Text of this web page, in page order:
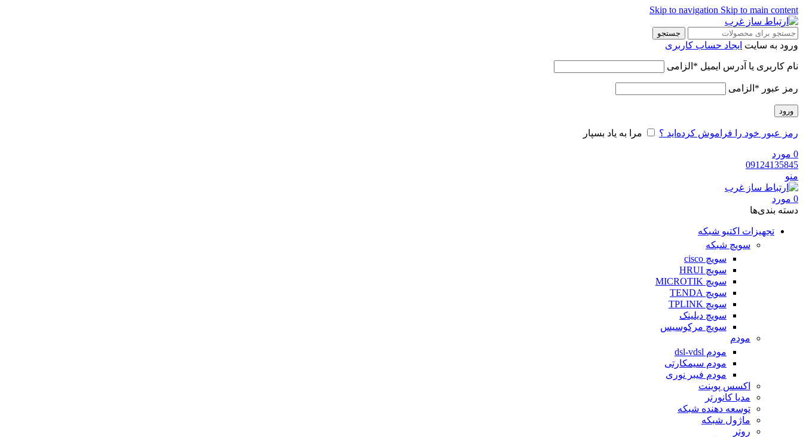
Skip to navigation Skip to main content
جستجو
ورود به سایت ایجاد حساب کاربری
نام کاربری یا آدرس ایمیل * الزامی
رمز عبور * الزامی
ورود
رمز عبور خود را فراموش کرده‌اید ؟ مرا به یاد بسپار
0 مورد
09124135845
منو
0 مورد
دسته‌ بندی‌ها
تجهیزات اکتیو شبکه
سویچ شبکه
سویچ cisco
سویچ HRUI
سویچ MICROTIK
سویچ TENDA
سویچ TPLINK
سویچ دیلینک
سویچ مرکوسیس
مودم
مودم dsl-vdsl
مودم سیمکارتی
مودم فیبر نوری
اکسس پوینت
مدیا کانورتر
توسعه دهنده شبکه
ماژول شبکه
روتر